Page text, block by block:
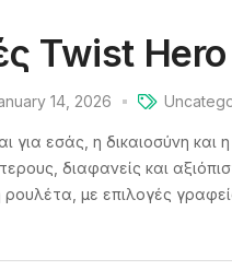
Twist Hero
14, 2026
για εσάς, η δικαιοσύνη
διαφανείς και
ρουλέτα, με επιλογές